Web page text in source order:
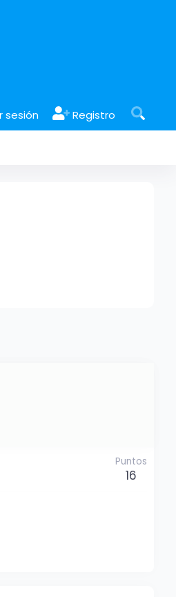
sesión Registro
Puntos
16